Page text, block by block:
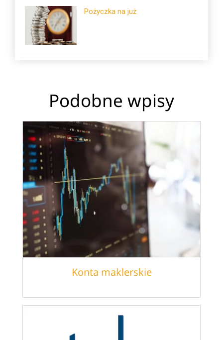
Pożyczka na już
Podobne wpisy
Konta maklerskie